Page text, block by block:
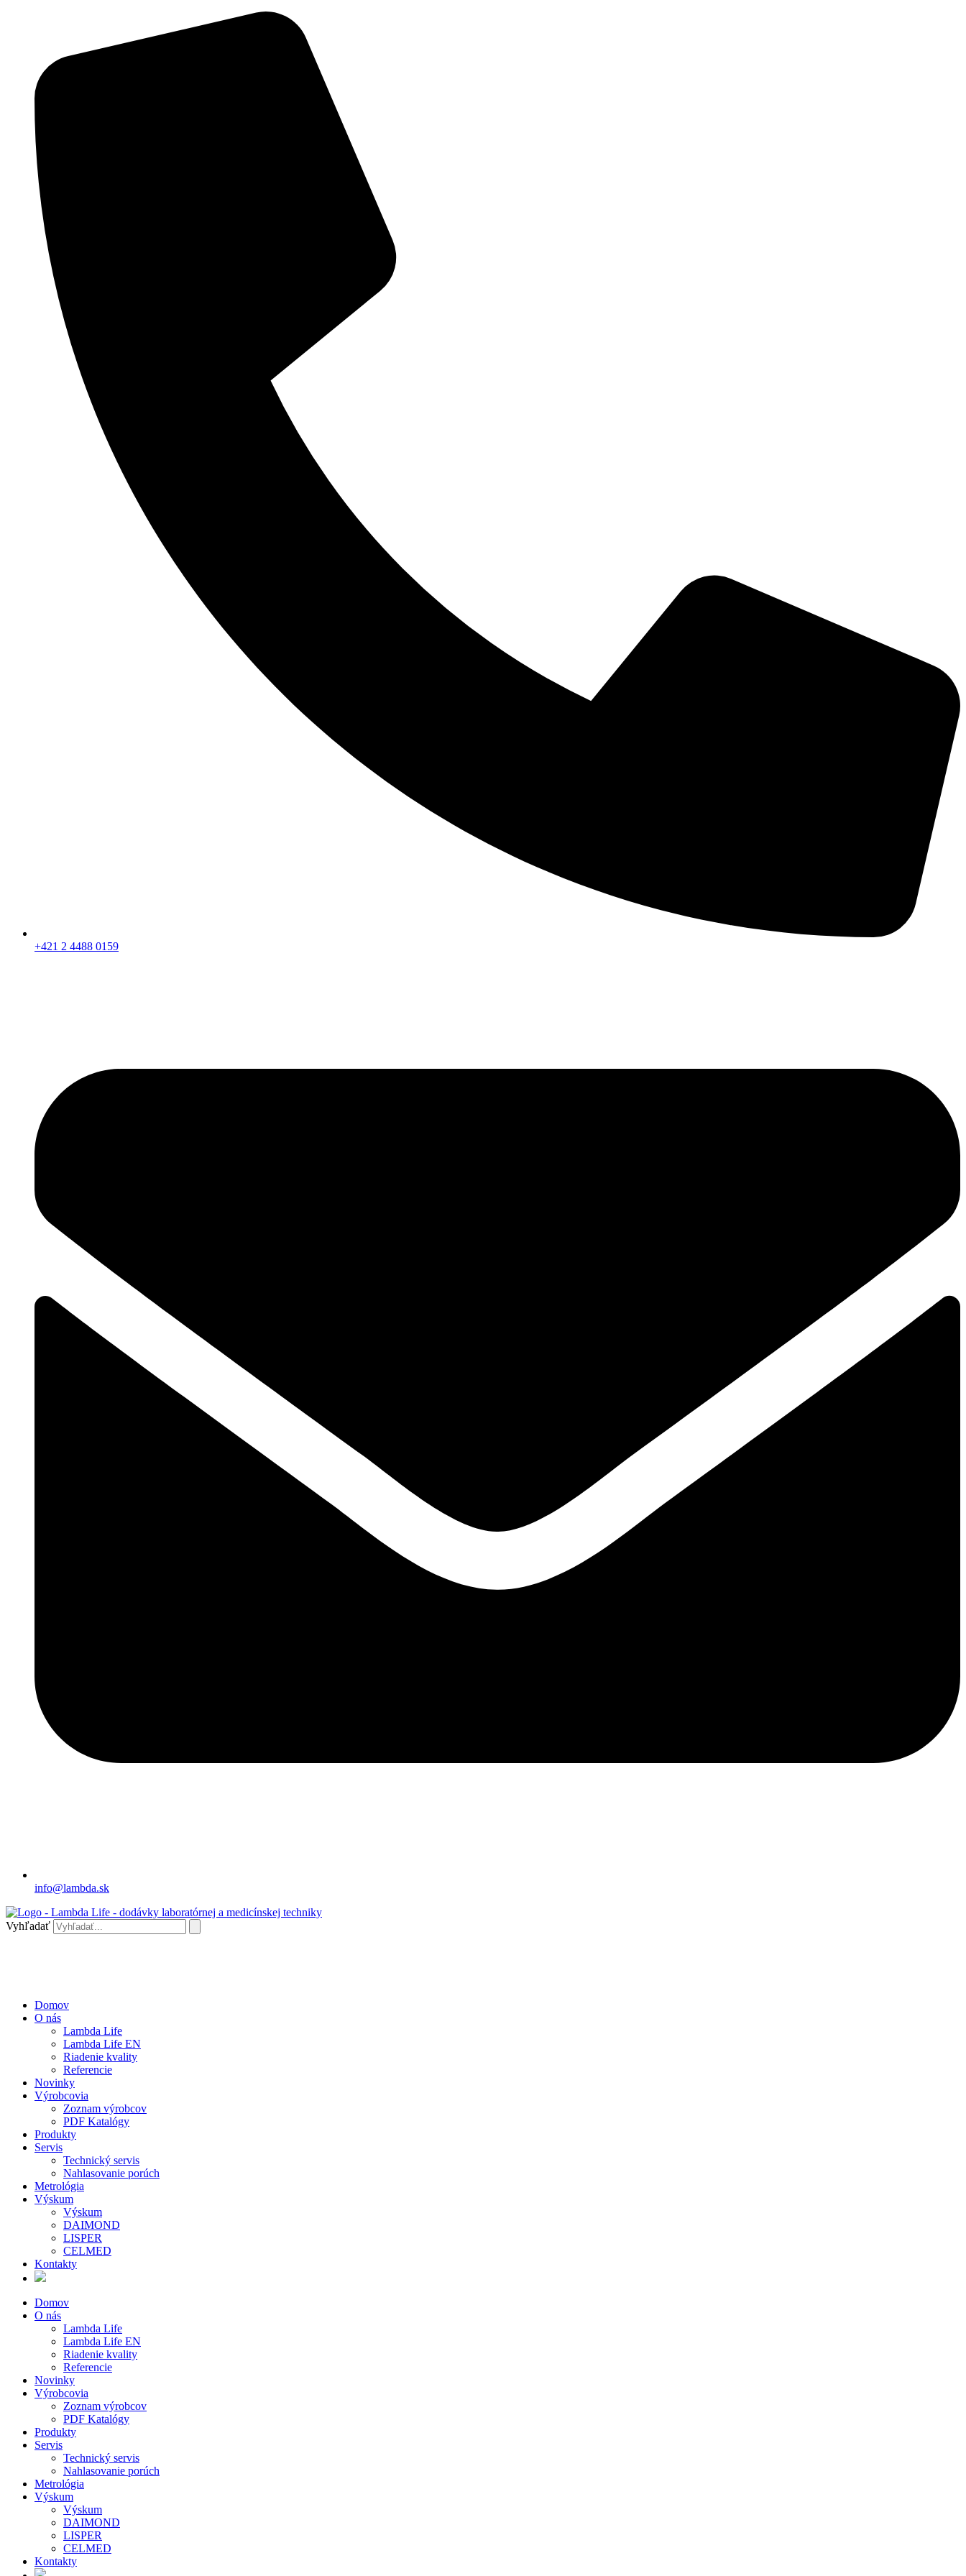
+421 2 4488 0159
info@lambda.sk
Vyhľadať
Domov
O nás
Lambda Life
Lambda Life EN
Riadenie kvality
Referencie
Novinky
Výrobcovia
Zoznam výrobcov
PDF Katalógy
Produkty
Servis
Technický servis
Nahlasovanie porúch
Metrológia
Výskum
Výskum
DAIMOND
LISPER
CELMED
Kontakty
Domov
O nás
Lambda Life
Lambda Life EN
Riadenie kvality
Referencie
Novinky
Výrobcovia
Zoznam výrobcov
PDF Katalógy
Produkty
Servis
Technický servis
Nahlasovanie porúch
Metrológia
Výskum
Výskum
DAIMOND
LISPER
CELMED
Kontakty